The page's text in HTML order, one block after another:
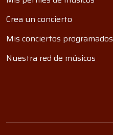
Crea un concierto
Mis conciertos programados
Nuestra red de músicos